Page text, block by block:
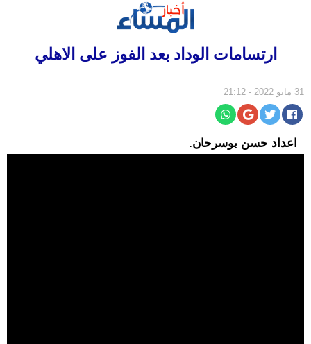
سياسة
مجتمع
إقتصاد
أخبار
الجالية
ارتسامات الوداد بعد الفوز على الاهلي
31 مايو 2022 - 21:12
اعداد حسن بوسرحان.